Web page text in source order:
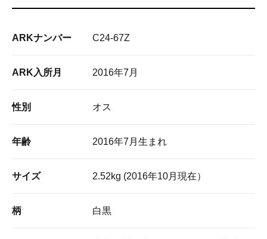
ARKナンバー C24-67Z
ARK入所月 2016年7月
性別 オス
年齢 2016年7月生まれ
サイズ 2.52kg (2016年10月現在）
柄 白黒